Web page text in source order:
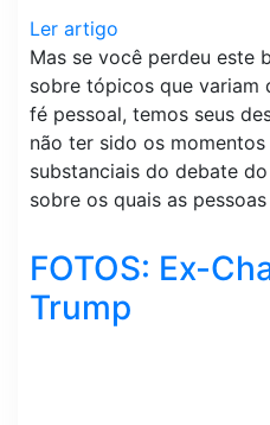
Ler artigo
Mas se você perdeu este
sobre tópicos que variam
fé pessoal, temos seus
não ter sido os
substanciais do debate
sobre os quais as
FOTOS: Ex-
Trump